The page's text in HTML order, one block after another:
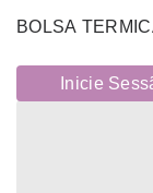
BOLSA
Inicie